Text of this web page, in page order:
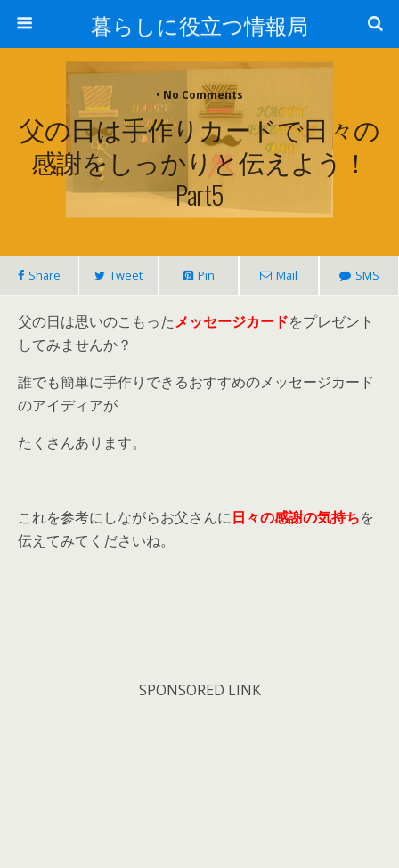
暮らしに役立つ情報局
• No Comments
父の日は手作りカードで日々の
感謝をしっかりと伝えよう！
Part5
Share Tweet Pin Mail SMS
父の日は思いのこもったメッセージカードをプレゼント
してみませんか？
誰でも簡単に手作りできるおすすめのメッセージカード
のアイディアが
たくさんあります。
これを参考にしながらお父さんに日々の感謝の気持ちを
伝えてみてくださいね。
SPONSORED LINK